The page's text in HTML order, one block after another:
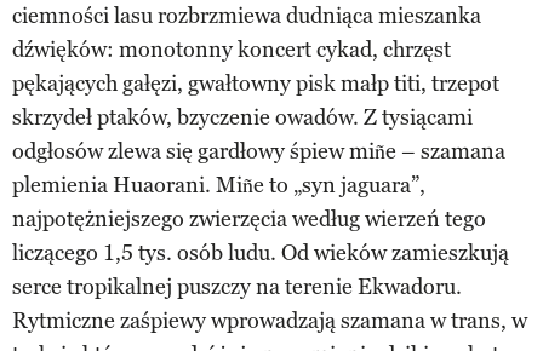
ciemności lasu rozbrzmiewa dudniąca mieszanka
dźwięków: monotonny koncert cykad, chrzęst
pękających gałęzi, gwałtowny pisk małp titi, trzepot
skrzydeł ptaków, bzyczenie owadów. Z tysiącami
odgłosów zlewa się gardłowy śpiew miñe – szamana
plemienia Huaorani. Miñe to „syn jaguara”,
najpotężniejszego zwierzęcia według wierzeń tego
liczącego 1,5 tys. osób ludu. Od wieków zamieszkują
serce tropikalnej puszczy na terenie Ekwadoru.
Rytmiczne zaśpiewy wprowadzają szamana w trans, w